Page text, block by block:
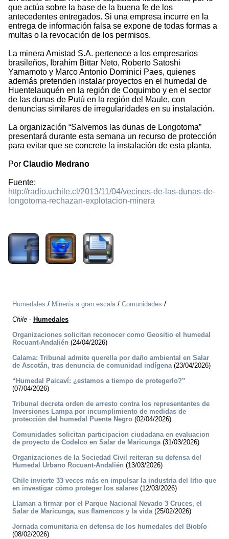
que actúa sobre la base de la buena fe de los
antecedentes entregados. Si una empresa incurre en la
entrega de información falsa se expone de todas formas a
multas o la revocación de los permisos.
La minera Amistad S.A. pertenece a los empresarios
brasileños, Ibrahim Bittar Neto, Roberto Satoshi
Yamamoto y Marco Antonio Dominici Paes, quienes
además pretenden instalar proyectos en el humedal de
Huentelauquén en la región de Coquimbo y en el sector
de las dunas de Putú en la región del Maule, con
denuncias similares de irregularidades en su instalación.
La organización “Salvemos las dunas de Longotoma”
presentará durante esta semana un recurso de protección
para evitar que se concrete la instalación de esta planta.
Por Claudio Medrano
Fuente:
http://radio.uchile.cl/2013/11/04/vecinos-de-las-dunas-de-
longotoma-rechazan-explotacion-minera
Humedales / Minería a gran escala/ Comunidades /
Chile - Humedales
Organizaciones solicitan reconocer como Geositio el humedal
Rocuant-Andalién (24/04/2026)
Calama: Tribunal admite querella por daño ambiental en Salar
de Ascotán, tras denuncia de comunidad indígena(23/04/2026)
“Humedal Paicaví: ¿estamos a tiempo de protegerlo?”
(07/04/2026)
Tribunal decreta orden de arresto contra los representantes de
Inversiones Lampa por incumplimiento de medidas de
protección del humedal Puente Negro (02/04/2026)
Comunidades solicitan participacion ciudadana en evaluacion
de proyecto de Codelco en Salar de Maricunga(31/03/2026)
Organizaciones de la Sociedad Civil reiteran su defensa del
Humedal Urbano Rocuant-Andalién (13/03/2026)
Chile invierte 33 veces más en impulsar la industria del litio que
en investigar cómo proteger los salares (12/03/2026)
Llaman a firmar por el Parque Nacional Nevado 3 Cruces, el
Salar de Maricunga, sus flamencos y la vida(25/02/2026)
Jornada comunitaria en defensa de los humedales del Biobío
(08/02/2026)